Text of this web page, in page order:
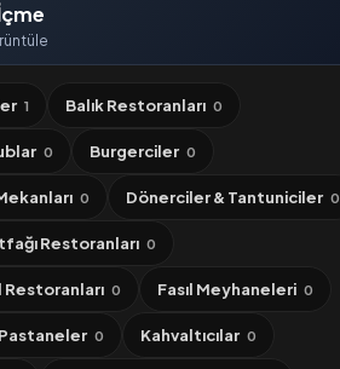
1 Balık Restoranları 0
0 Burgerciler 0
0 Dönerciler & Tantuniciler 0
Restoranları 0
0 Fasıl Meyhaneleri 0
Pastaneler 0 Kahvaltıcılar 0